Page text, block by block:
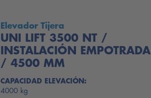
Elevador Tijera
UNI LIFT 3500 NT /
INSTALACIÓN EMPOTRADA
/ 4500 MM
CAPACIDAD ELEVACIÓN:
4000 kg